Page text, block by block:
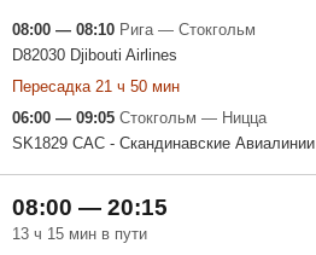
08:00 — 08:10 Рига — Стокгольм
D82030 Djibouti Airlines
Пересадка 21 ч 50 мин
06:00 — 09:05 Стокгольм — Ницца
SK1829 САС - Скандинавские Авиалинии
08:00 — 20:15
13 ч 15 мин в пути